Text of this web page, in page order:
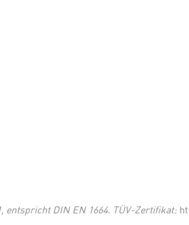
entspricht DIN EN 1664. TÜV-Zertifikat: